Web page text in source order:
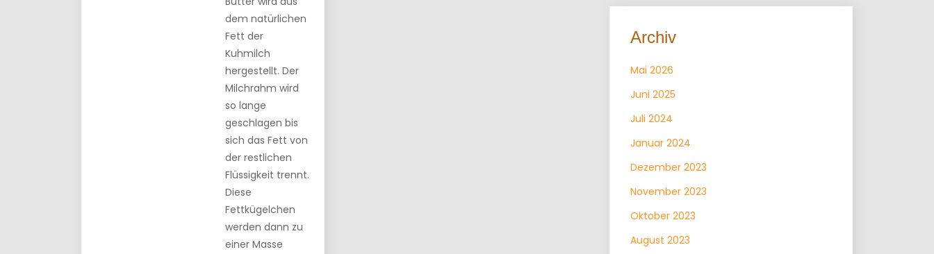
dem natürlichen
Fett der
Kuhmilch
hergestellt. Der
Milchrahm wird
so lange
geschlagen bis
sich das Fett von
der restlichen
Flüssigkeit trennt.
Diese
Fettkügelchen
werden dann zu
einer Masse
Archiv
Mai 2026
Juni 2025
Juli 2024
Januar 2024
Dezember 2023
November 2023
Oktober 2023
August 2023